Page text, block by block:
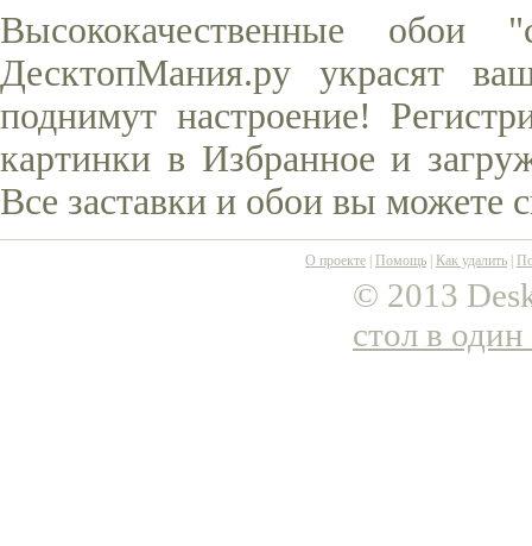
Высококачественные
ДесктопМания.ру украсят
поднимут настроение!
картинки в Избранное и
Все заставки и обои вы можете
О проекте Помощь Как удалить
© 2013
стол в